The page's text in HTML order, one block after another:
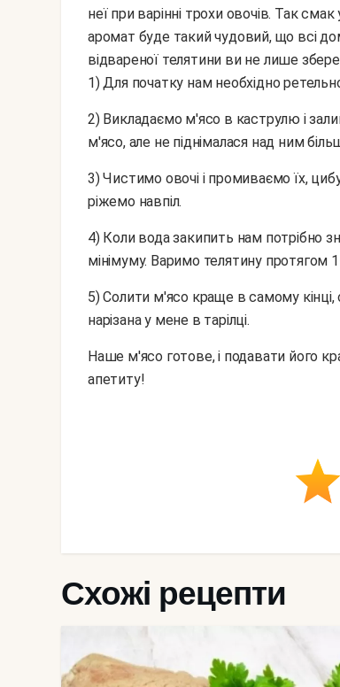
неї при варінні трохи овочів. Так
аромат буде такий чудовий, що всі
відвареної телятини ви не лише
1) Для початку нам необхідно
2) Викладаємо м'ясо в каструлю і заливаємо тільки закипілої водою так, щоб рідина накривала
м'ясо, але не піднімалася над ним
3) Чистимо овочі і промиваємо їх, цибулину кидаємо в воду цілком, а моркву і корінь петрушки
ріжемо навпіл.
4) Коли вода закипить нам потрібно зняти утворилася на її поверхні піну і зменшити вогонь до
мінімуму. Варимо телятину протягом
5) Солити м'ясо краще в самому кінці, особисто я посипаю телятину сіллю, вже коли вона лежить
нарізана у мене в тарілці.
Наше м'ясо готове, і подавати його краще з білим соусом або зі свіжими овочами. Приємного всім
апетиту!
Схожі рецепти